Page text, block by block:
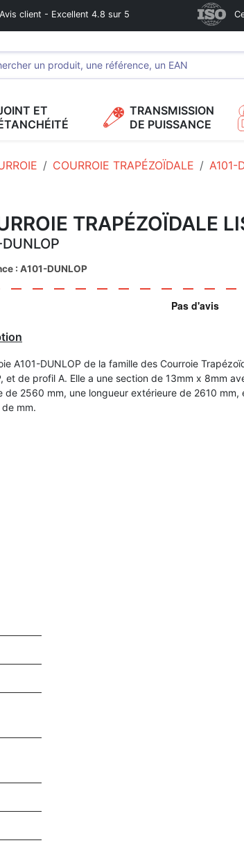
Avis client - Excellent 4.8 sur 5
ET
TRANSMISSION
DE PUISSANCE
COURROIE TRAPÉZOÏDALE A101-
TRAPÉZOÏDALE
: A101-DUNLOP
A101-DUNLOP de la famille des Courroie
et de profil A. Elle a une section de 13mm x 8mm
de 2560 mm, une longueur extérieure de 2610 mm,
mm.